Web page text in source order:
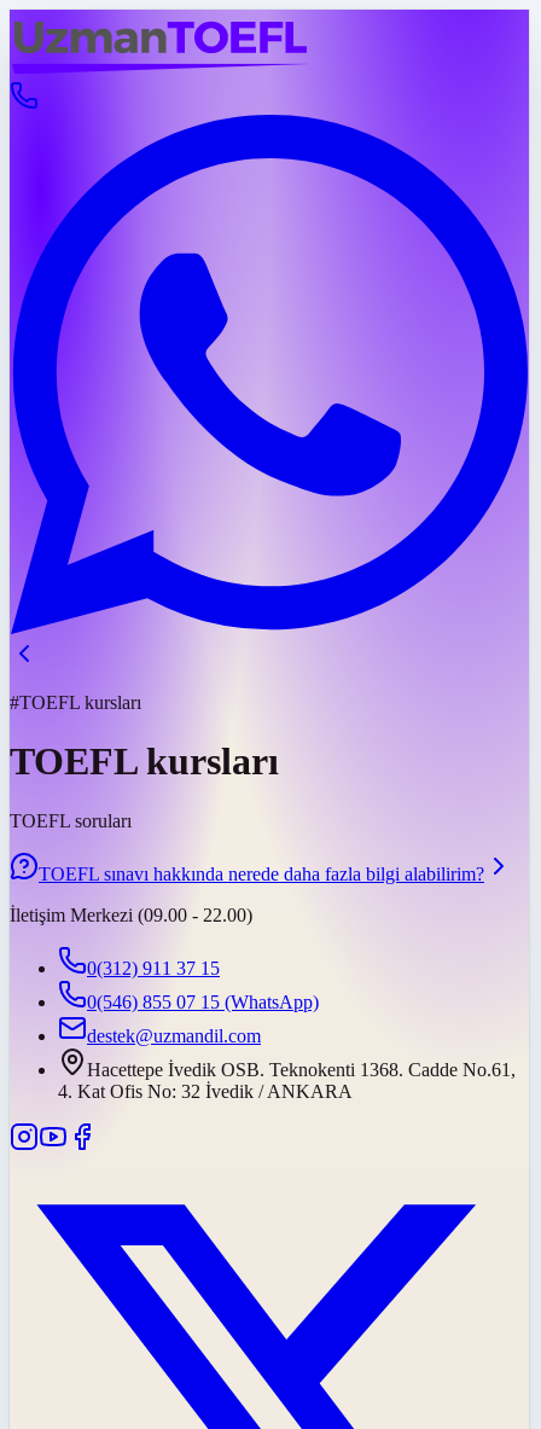
#TOEFL kursları
TOEFL kursları
TOEFL soruları
TOEFL sınavı hakkında nerede daha fazla bilgi alabilirim?
İletişim Merkezi (09.00 - 22.00)
0(312) 911 37 15
0(546) 855 07 15 (WhatsApp)
destek@uzmandil.com
Hacettepe İvedik OSB. Teknokenti 1368. Cadde No.61,
4. Kat Ofis No: 32 İvedik / ANKARA